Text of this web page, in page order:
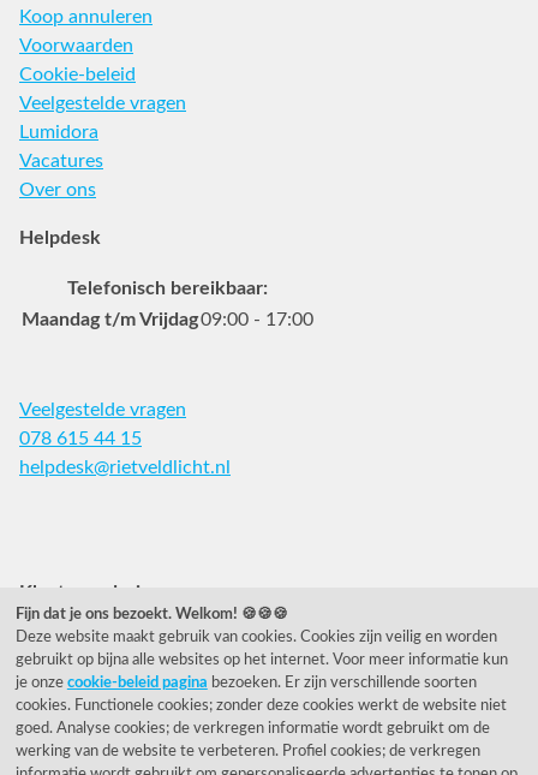
Koop annuleren
Voorwaarden
Cookie-beleid
Veelgestelde vragen
Lumidora
Vacatures
Over ons
Helpdesk
Telefonisch bereikbaar:
Maandag t/m Vrijdag09:00 - 17:00
Veelgestelde vragen
078 615 44 15
helpdesk@rietveldlicht.nl
Klantwaardering
"Zeer goed" - eKomi.nl
Cijfer: 9.2 (25540 recensies)
Fijn dat je ons bezoekt. Welkom! 🍪🍪🍪
Deze website maakt gebruik van cookies. Cookies zijn veilig en worden
gebruikt op bijna alle websites op het internet. Voor meer informatie kun
je onze cookie-beleid pagina bezoeken. Er zijn verschillende soorten
cookies. Functionele cookies; zonder deze cookies werkt de website niet
goed. Analyse cookies; de verkregen informatie wordt gebruikt om de
werking van de website te verbeteren. Profiel cookies; de verkregen